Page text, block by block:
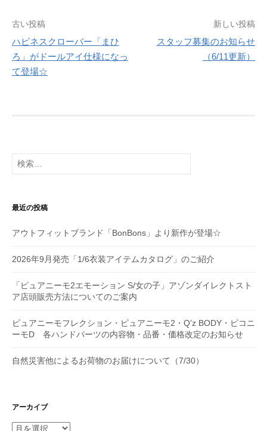
投
稿
ナ
シ
ョ
ン
古い投稿
ハピネスクローバー「まひ
ろ」がドールアイ仕様になっ
て登場☆
新しい投稿
スタッフ募集のお知らせ
（6/11更新）
検
索:
最近の投稿
アウトフィットブランド「BonBons」より新作が登場☆
2026年9月発売「1/6衣装アイテムカタログ」のご紹介
「ピュアニーモ2エモーション S/女の子」アゾンダイレクトスト
ア店頭販売方法についてのご案内
ピュアニーモフレクション・ピュアニーモ2・Q’z BODY・ピコニ
ーモD 各ハンドパーツの内容物・品番・価格改定のお知らせ
自然災害他によるお荷物のお届けについて（7/30）
アーカイブ
ア